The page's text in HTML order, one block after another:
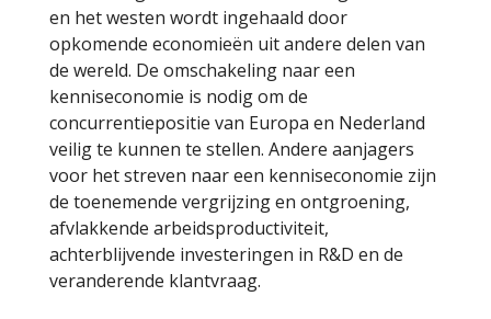
en het westen wordt ingehaald door
opkomende economieën uit andere delen van
de wereld. De omschakeling naar een
kenniseconomie is nodig om de
concurrentiepositie van Europa en Nederland
veilig te kunnen te stellen. Andere aanjagers
voor het streven naar een kenniseconomie zijn
de toenemende vergrijzing en ontgroening,
afvlakkende arbeidsproductiviteit,
achterblijvende investeringen in R&D en de
veranderende klantvraag.